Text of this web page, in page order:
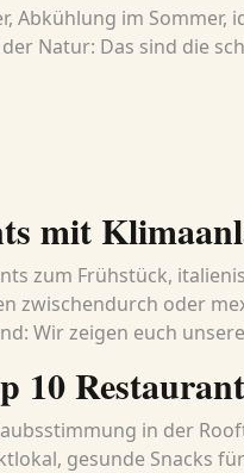
Abkühlung im Sommer,
Natur: Das sind die
mit
zum Frühstück,
zwischendurch oder
Wir zeigen euch
10
in der
gesunde Snacks